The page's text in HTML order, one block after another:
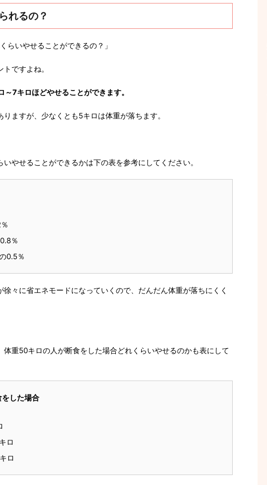
れるの？
らいやせることができるの？」
ですよね。
7キロほどやせることができます。
ますが、少なくとも5キロは体重が落ちます。
やせることができるかは下の表を参考にしてください。
％
0.5％
々に省エネモードになっていくので、だんだん体重が落ちにくく
体重50キロの人が断食をした場合どれくらいやせるのかも表にして
した場合
ロ
ロ